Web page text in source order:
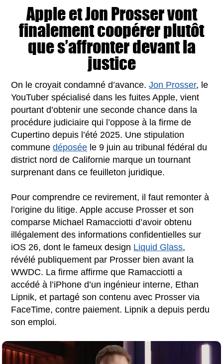
Apple et Jon Prosser vont
finalement coopérer plutôt
que s’affronter devant la
justice
On le croyait condamné d’avance.Jon Prosser, le
YouTuber spécialisé dans les fuites Apple, vient
pourtant d’obtenir une seconde chance dans la
procédure judiciaire qui l’oppose à la firme de
Cupertino depuis l’été 2025. Une stipulation
communedéposée le 9 juin au tribunal fédéral du
district nord de Californie marque un tournant
surprenant dans ce feuilleton juridique.
Pour comprendre ce revirement, il faut remonter à
l’origine du litige. Apple accuse Prosser et son
comparse Michael Ramacciotti d’avoir obtenu
illégalement des informations confidentielles sur
iOS 26, dont le fameux design Liquid Glass,
révélé publiquement par Prosser bien avant la
WWDC. La firme affirme que Ramacciotti a
accédé à l’iPhone d’un ingénieur interne, Ethan
Lipnik, et partagé son contenu avec Prosser via
FaceTime, contre paiement. Lipnik a depuis perdu
son emploi.